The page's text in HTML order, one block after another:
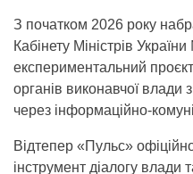
З початком 2026 року
Кабінету Міністрів
експериментальний проєкт
органів виконавчої влади
через інформаційно-
Відтепер «Пульс»
інструмент діалогу влади